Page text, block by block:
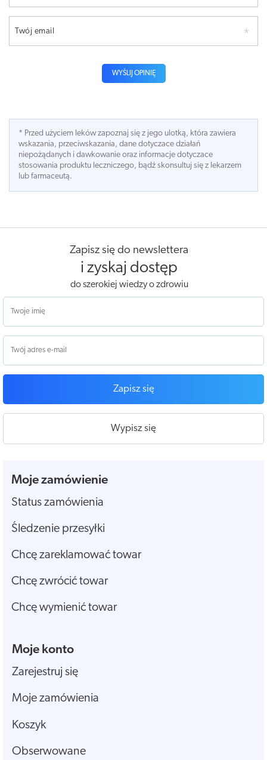
Twój email
WYŚLIJ OPINIĘ
* Przed użyciem leków zapoznaj się z jego ulotką, która zawiera
wskazania, przeciwskazania, dane dotyczace działań
niepożądanych i dawkowanie oraz informacje dotyczace
stosowania produktu leczniczego, bądź skonsultuj się z lekarzem
lub farmaceutą.
Zapisz się do newslettera
i zyskaj dostęp
do szerokiej wiedzy o zdrowiu
Zapisz się
Wypisz się
Moje zamówienie
Status zamówienia
Śledzenie przesyłki
Chcę zareklamować towar
Chcę zwrócić towar
Chcę wymienić towar
Moje konto
Zarejestruj się
Moje zamówienia
Koszyk
Obserwowane